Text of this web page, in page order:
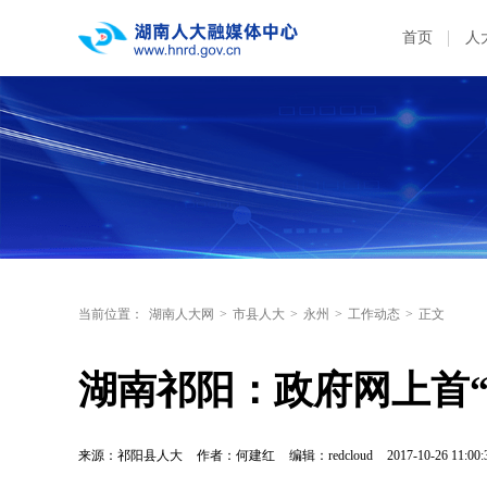
首页 人
当前位置： 湖南人大网 > 市县人大 > 永州 > 工作动态 > 正文
湖南祁阳：政府网上首
来源：祁阳县人大 作者：何建红 编辑：redcloud 2017-10-26